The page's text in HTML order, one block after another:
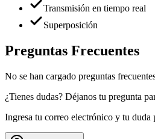
Transmisión en tiempo real
Superposición
Preguntas Frecuentes
No se han cargado preguntas
¿Tienes dudas? Déjanos tu pregunta
Ingresa tu correo electrónico y tu duda